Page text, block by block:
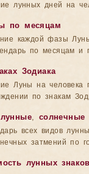
лунных дней на
по месяцам
каждой фазы
по месяцам и
Зодиака
Луны на человека
по знакам
, солнечные
всех видов
затмений по
лунных